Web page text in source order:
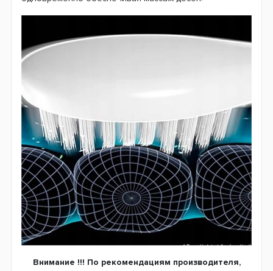
Внимание !!! По рекомендациям производителя,